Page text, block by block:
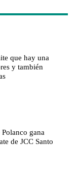
que hay una
y también
gana
de JCC Santo